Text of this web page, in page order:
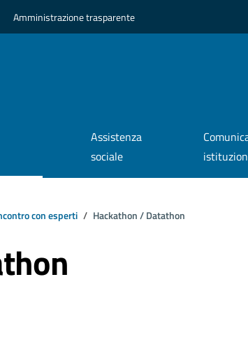
Amministrazione trasparente
Assistenza
sociale
con esperti Hackathon / Datathon